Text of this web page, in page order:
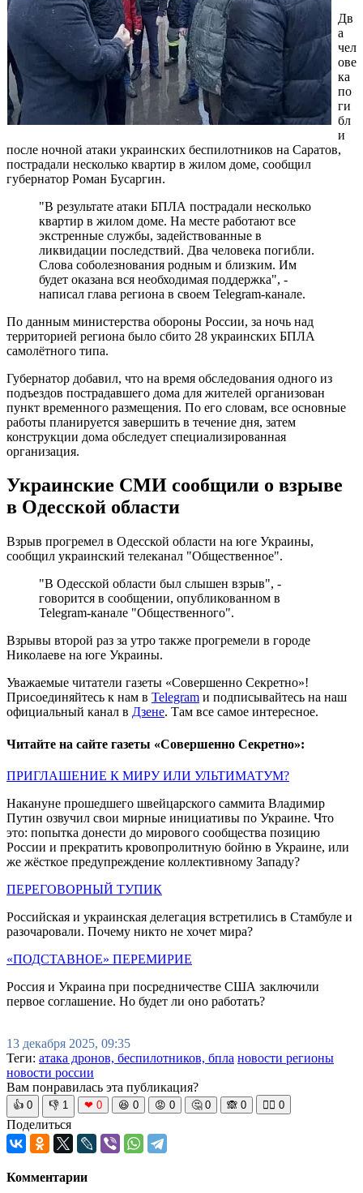
Дв
а
чел
ове
ка
по
ги
бл
и
после ночной атаки украинских беспилотников на Саратов,
пострадали несколько квартир в жилом доме, сообщил
губернатор Роман Бусаргин.
"В результате атаки БПЛА пострадали несколько
квартир в жилом доме. На месте работают все
экстренные службы, задействованные в
ликвидации последствий. Два человека погибли.
Слова соболезнования родным и близким. Им
будет оказана вся необходимая поддержка", -
написал глава региона в своем Telegram-канале.
По данным министерства обороны России, за ночь над
территорией региона было сбито 28 украинских БПЛА
самолётного типа.
Губернатор добавил, что на время обследования одного из
подъездов пострадавшего дома для жителей организован
пункт временного размещения. По его словам, все основные
работы планируется завершить в течение дня, затем
конструкции дома обследует специализированная
организация.
Украинские СМИ сообщили о взрыве
в Одесской области
Взрыв прогремел в Одесской области на юге Украины,
сообщил украинский телеканал "Общественное".
"В Одесской области был слышен взрыв", -
говорится в сообщении, опубликованном в
Telegram-канале "Общественного".
Взрывы второй раз за утро также прогремели в городе
Николаеве на юге Украины.
Уважаемые читатели газеты «Совершенно Секретно»!
Присоединяйтесь к нам в Telegram и подписывайтесь на наш
официальный канал в Дзене. Там все самое интересное.
Читайте на сайте газеты «Совершенно Секретно»:
ПРИГЛАШЕНИЕ К МИРУ ИЛИ УЛЬТИМАТУМ?
Накануне прошедшего швейцарского саммита Владимир
Путин озвучил свои мирные инициативы по Украине. Что
это: попытка донести до мирового сообщества позицию
России и прекратить кровопролитную бойню в Украине, или
же жёсткое предупреждение коллективному Западу?
ПЕРЕГОВОРНЫЙ ТУПИК
Российская и украинская делегация встретились в Стамбуле и
разочаровали. Почему никто не хочет мира?
«ПОДСТАВНОЕ» ПЕРЕМИРИЕ
Россия и Украина при посредничестве США заключили
первое соглашение. Но будет ли оно работать?
13 декабря 2025, 09:35
Теги: атака дронов, беспилотников, бпла новости регионы
новости россии
Вам понравилась эта публикация?
👍 0 👎 1 ❤ 0 😆 0 😡 0 🤔 0 🙈 0 🧘‍♀️ 0
Поделиться
Комментарии